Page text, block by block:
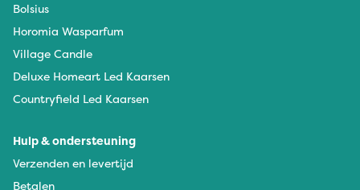
Bolsius
Horomia Wasparfum
Village Candle
Deluxe Homeart Led Kaarsen
Countryfield Led Kaarsen
Hulp & ondersteuning
Verzenden en levertijd
Betalen